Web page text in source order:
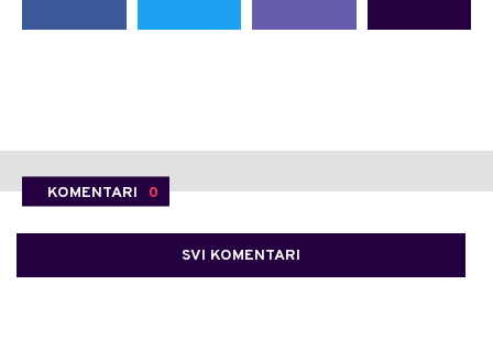
KOMENTARI 0
SVI KOMENTARI